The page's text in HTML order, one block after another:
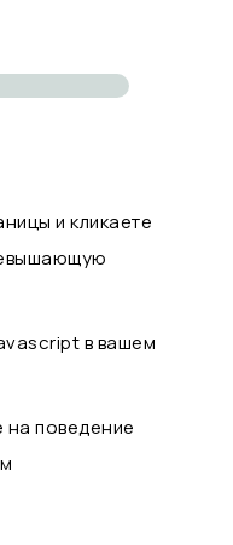
и кликаете
в вашем
поведение